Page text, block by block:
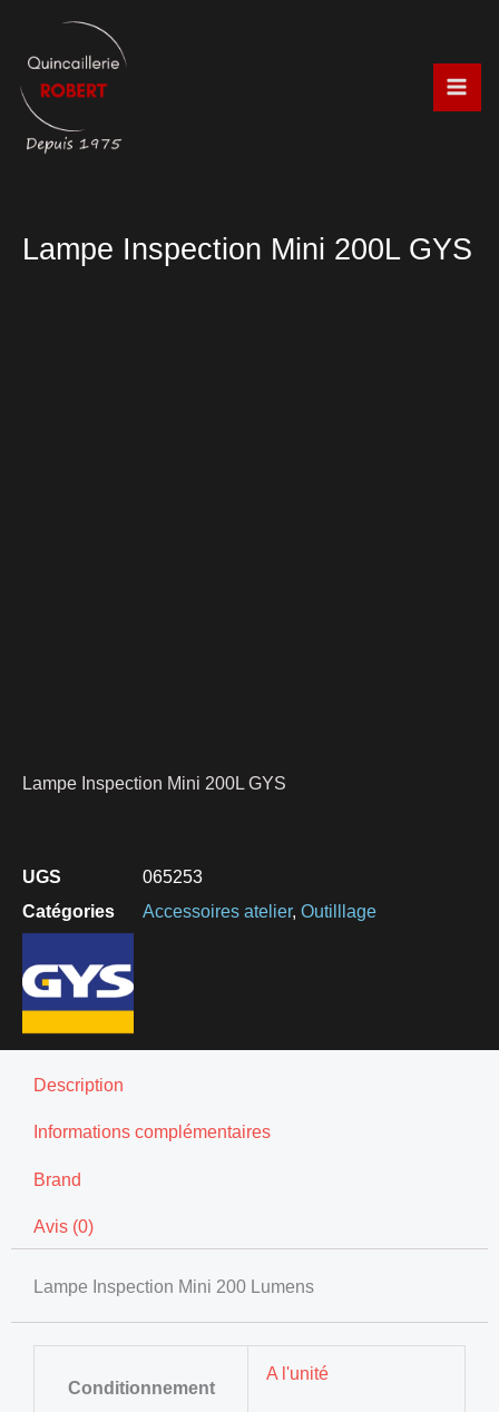
contenu
Lampe Inspection Mini 200L GYS
Lampe Inspection Mini 200L GYS
UGS
065253
Catégories
Accessoires atelier, Outilllage
Description
Informations complémentaires
Brand
Avis (0)
Lampe Inspection Mini 200 Lumens
Conditionnement
A l'unité